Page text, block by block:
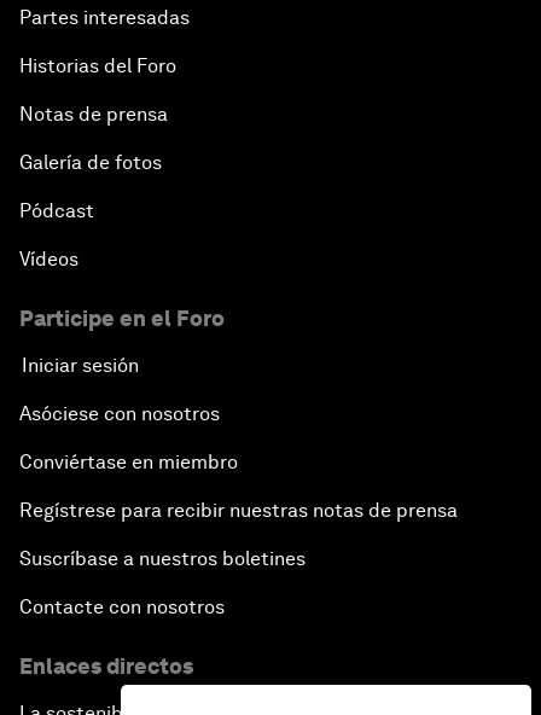
Partes interesadas
Historias del Foro
Notas de prensa
Galería de fotos
Pódcast
Vídeos
Participe en el Foro
Iniciar sesión
Asóciese con nosotros
Conviértase en miembro
Regístrese para recibir nuestras notas de prensa
Suscríbase a nuestros boletines
Contacte con nosotros
Enlaces directos